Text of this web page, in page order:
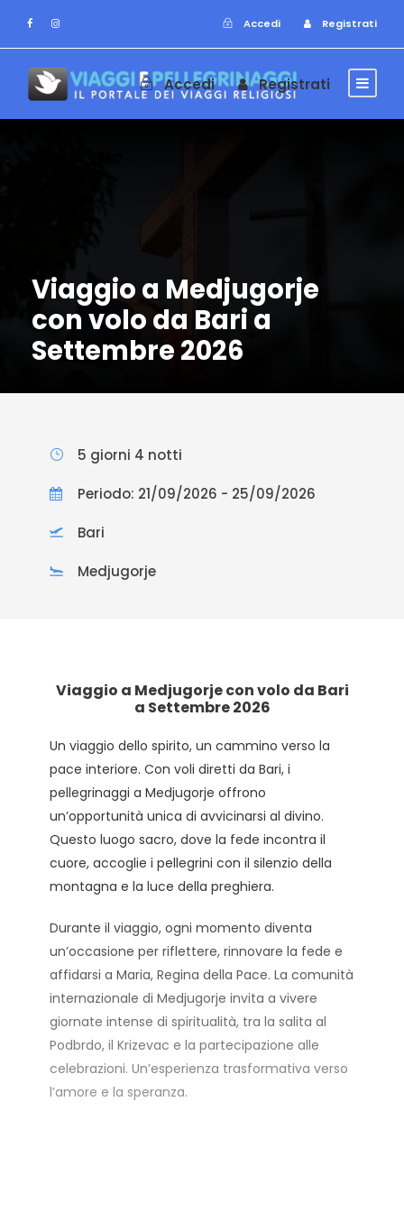
Accedi Registrati
Accedi Registrati
Viaggio a Medjugorje
con volo da Bari a
Settembre 2026
5 giorni 4 notti
Periodo: 21/09/2026 - 25/09/2026
Bari
Medjugorje
Viaggio a Medjugorje con volo da Bari
a Settembre 2026
Un viaggio dello spirito, un cammino verso la
pace interiore. Con voli diretti da Bari, i
pellegrinaggi a Medjugorje offrono
un’opportunità unica di avvicinarsi al divino.
Questo luogo sacro, dove la fede incontra il
cuore, accoglie i pellegrini con il silenzio della
montagna e la luce della preghiera.
Durante il viaggio, ogni momento diventa
un’occasione per riflettere, rinnovare la fede e
affidarsi a Maria, Regina della Pace. La comunità
internazionale di Medjugorje invita a vivere
giornate intense di spiritualità, tra la salita al
Podbrdo, il Krizevac e la partecipazione alle
celebrazioni. Un’esperienza trasformativa verso
l’amore e la speranza.